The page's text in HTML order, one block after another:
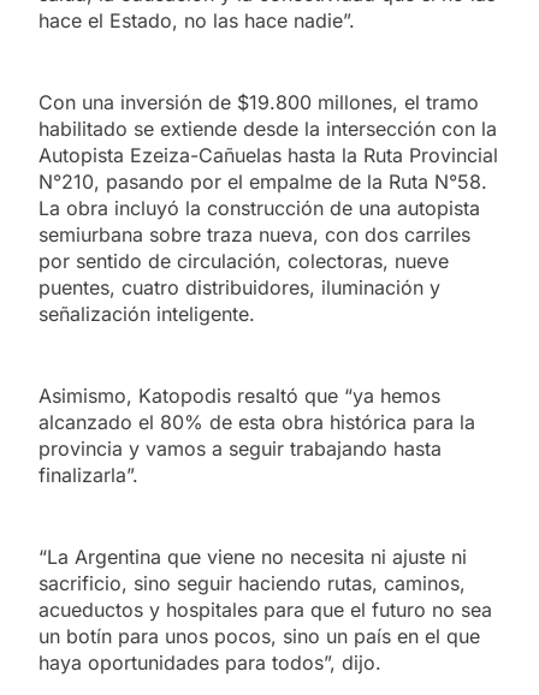
hace el Estado, no las hace nadie”.
Con una inversión de $19.800 millones, el tramo
habilitado se extiende desde la intersección con la
Autopista Ezeiza-Cañuelas hasta la Ruta Provincial
N°210, pasando por el empalme de la Ruta N°58.
La obra incluyó la construcción de una autopista
semiurbana sobre traza nueva, con dos carriles
por sentido de circulación, colectoras, nueve
puentes, cuatro distribuidores, iluminación y
señalización inteligente.
Asimismo, Katopodis resaltó que “ya hemos
alcanzado el 80% de esta obra histórica para la
provincia y vamos a seguir trabajando hasta
finalizarla”.
“La Argentina que viene no necesita ni ajuste ni
sacrificio, sino seguir haciendo rutas, caminos,
acueductos y hospitales para que el futuro no sea
un botín para unos pocos, sino un país en el que
haya oportunidades para todos”, dijo.